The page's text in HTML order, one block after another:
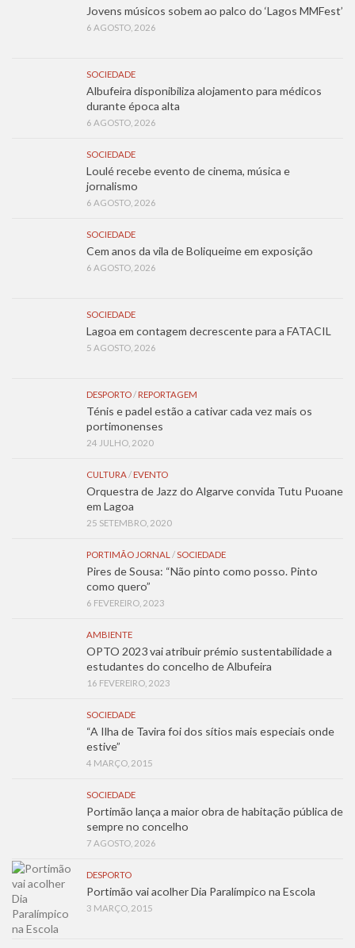
Jovens músicos sobem ao palco do ‘Lagos MMFest’
6 AGOSTO, 2026
SOCIEDADE
Albufeira disponibiliza alojamento para médicos
durante época alta
6 AGOSTO, 2026
SOCIEDADE
Loulé recebe evento de cinema, música e
jornalismo
6 AGOSTO, 2026
SOCIEDADE
Cem anos da vila de Boliqueime em exposição
6 AGOSTO, 2026
SOCIEDADE
Lagoa em contagem decrescente para a FATACIL
5 AGOSTO, 2026
DESPORTO/ REPORTAGEM
Ténis e padel estão a cativar cada vez mais os
portimonenses
24 JULHO, 2020
CULTURA/ EVENTO
Orquestra de Jazz do Algarve convida Tutu Puoane
em Lagoa
25 SETEMBRO, 2020
PORTIMÃO JORNAL /SOCIEDADE
Pires de Sousa: “Não pinto como posso. Pinto
como quero”
6 FEVEREIRO, 2023
AMBIENTE
OPTO 2023 vai atribuir prémio sustentabilidade a
estudantes do concelho de Albufeira
16 FEVEREIRO, 2023
SOCIEDADE
“A Ilha de Tavira foi dos sítios mais especiais onde
estive”
4 MARÇO, 2015
SOCIEDADE
Portimão lança a maior obra de habitação pública de
sempre no concelho
7 AGOSTO, 2026
DESPORTO
Portimão vai acolher Dia Paralímpico na Escola
3 MARÇO, 2015